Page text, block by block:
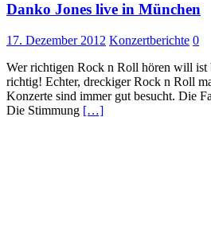
Danko Jones live in München
17. Dezember 2012 Konzertberichte 0
Wer richtigen Rock n Roll hören will ist
richtig! Echter, dreckiger Rock n Roll
Konzerte sind immer gut besucht. Die
Die Stimmung […]